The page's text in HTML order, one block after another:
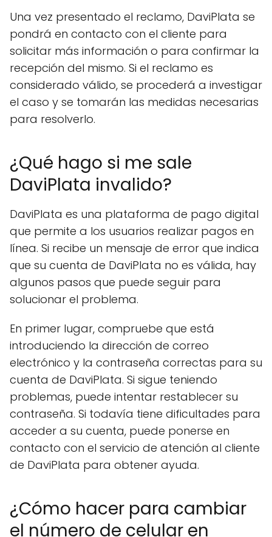
Una vez presentado el reclamo, DaviPlata se
pondrá en contacto con el cliente para
solicitar más información o para confirmar la
recepción del mismo. Si el reclamo es
considerado válido, se procederá a investigar
el caso y se tomarán las medidas necesarias
para resolverlo.
¿Qué hago si me sale
DaviPlata invalido?
DaviPlata es una plataforma de pago digital
que permite a los usuarios realizar pagos en
línea. Si recibe un mensaje de error que indica
que su cuenta de DaviPlata no es válida, hay
algunos pasos que puede seguir para
solucionar el problema.
En primer lugar, compruebe que está
introduciendo la dirección de correo
electrónico y la contraseña correctas para su
cuenta de DaviPlata. Si sigue teniendo
problemas, puede intentar restablecer su
contraseña. Si todavía tiene dificultades para
acceder a su cuenta, puede ponerse en
contacto con el servicio de atención al cliente
de DaviPlata para obtener ayuda.
¿Cómo hacer para cambiar
el número de celular en